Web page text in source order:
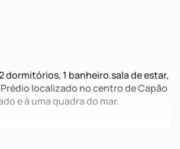
dormitórios, 1 banheiro.sala de estar,
localizado no centro de Capão
e à uma quadra do mar.